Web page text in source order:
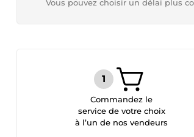
Vous pouvez choisir un délai plus
Commandez le
service de votre choix
à l’un de nos vendeurs